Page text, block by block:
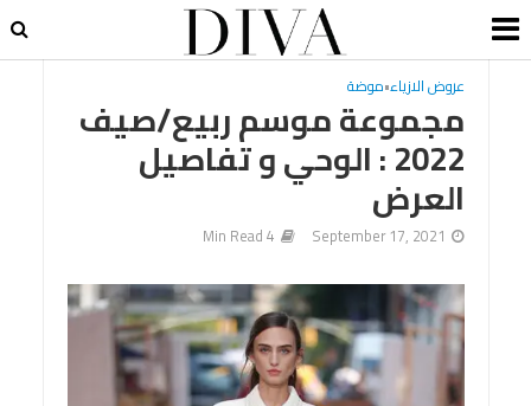
عروض الازياء•موضة
مجموعة موسم ربيع/صيف
2022 : الوحي و تفاصيل
العرض
September 17, 2021
4 Min Read